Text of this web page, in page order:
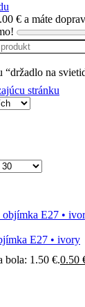
€ a máte
“držadlo na
stránku
E27 • ivory
bola: 1.50 €.0.50